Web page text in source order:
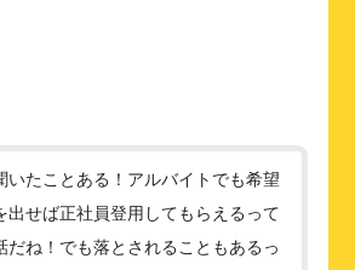
いたことある！アルバイトでも希望
出せば正社員登用してもらえるって
だね！でも落とされることもあるっ